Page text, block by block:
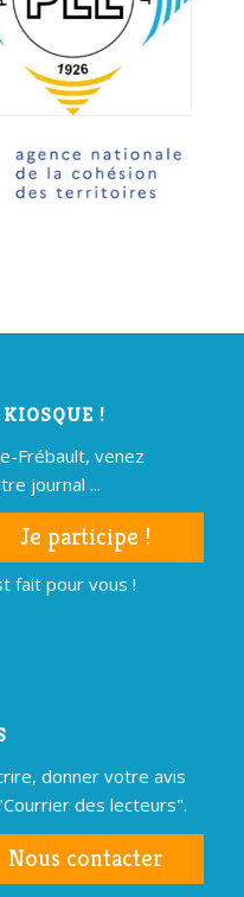
!
Frébault, venez
journal ...
Je participe !
fait pour vous !
donner votre avis
des lecteurs".
Nous contacter